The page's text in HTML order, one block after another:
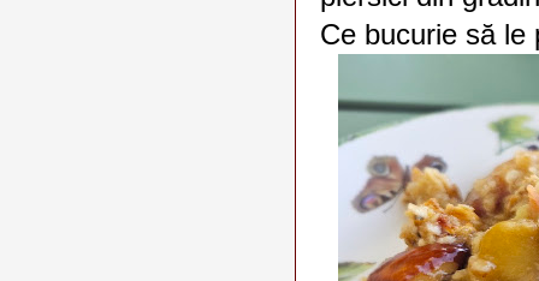
Ce bucurie să le